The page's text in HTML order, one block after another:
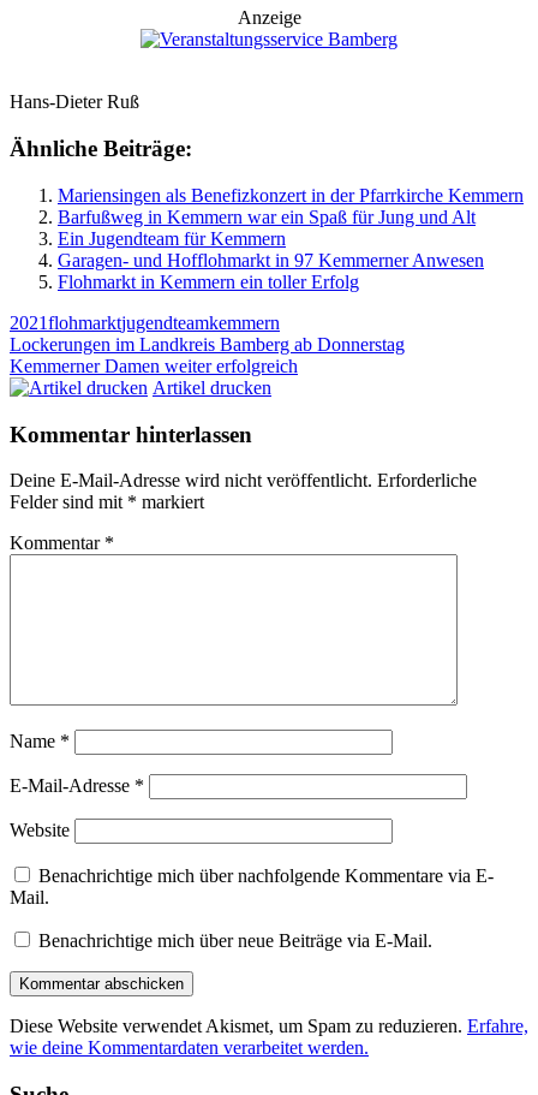
Anzeige
Hans-Dieter Ruß
Ähnliche Beiträge:
Mariensingen als Benefizkonzert in der Pfarrkirche Kemmern
Barfußweg in Kemmern war ein Spaß für Jung und Alt
Ein Jugendteam für Kemmern
Garagen- und Hofflohmarkt in 97 Kemmerner Anwesen
Flohmarkt in Kemmern ein toller Erfolg
2021flohmarktjugendteamkemmern
Beitragsnavigation
Vorheriger
Beitrag:
Lockerungen im Landkreis Bamberg ab Donnerstag
Nächster
Beitrag:
Kemmerner Damen weiter erfolgreich
Artikel drucken
Kommentar hinterlassen
Deine E-Mail-Adresse wird nicht veröffentlicht. Erforderliche
Felder sind mit * markiert
Kommentar *
Name *
E-Mail-Adresse *
Website
Benachrichtige mich über nachfolgende Kommentare via E-
Mail.
Benachrichtige mich über neue Beiträge via E-Mail.
Diese Website verwendet Akismet, um Spam zu reduzieren. Erfahre,
wie deine Kommentardaten verarbeitet werden.